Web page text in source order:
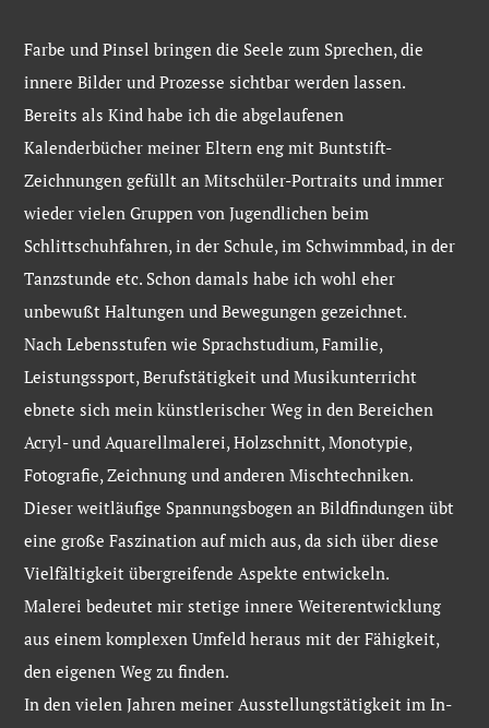
Farbe und Pinsel bringen die Seele zum Sprechen, die
innere Bilder und Prozesse sichtbar werden lassen.
Bereits als Kind habe ich die abgelaufenen
Kalenderbücher meiner Eltern eng mit Buntstift-
Zeichnungen gefüllt an Mitschüler-Portraits und immer
wieder vielen Gruppen von Jugendlichen beim
Schlittschuhfahren, in der Schule, im Schwimmbad, in der
Tanzstunde etc. Schon damals habe ich wohl eher
unbewußt Haltungen und Bewegungen gezeichnet.
Nach Lebensstufen wie Sprachstudium, Familie,
Leistungssport, Berufstätigkeit und Musikunterricht
ebnete sich mein künstlerischer Weg in den Bereichen
Acryl- und Aquarellmalerei, Holzschnitt, Monotypie,
Fotografie, Zeichnung und anderen Mischtechniken.
Dieser weitläufige Spannungsbogen an Bildfindungen übt
eine große Faszination auf mich aus, da sich über diese
Vielfältigkeit übergreifende Aspekte entwickeln.
Malerei bedeutet mir stetige innere Weiterentwicklung
aus einem komplexen Umfeld heraus mit der Fähigkeit,
den eigenen Weg zu finden.
In den vielen Jahren meiner Ausstellungstätigkeit im In-